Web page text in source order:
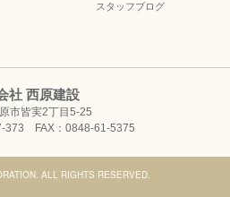
スタッフブログ
社 西原建設
市皆実2丁目5-25
373 FAX：0848-61-5375
ALL RIGHTS RESERVED.